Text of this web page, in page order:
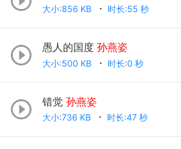
大小:856 KB 时长:55 秒
愚人的国度 孙燕姿
大小:500 KB 时长:0 秒
错觉 孙燕姿
大小:736 KB 时长:47 秒